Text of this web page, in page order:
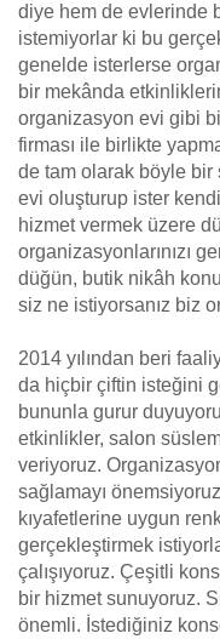
diye hem de evlerinde
istemiyorlar ki bu
genelde isterlerse
bir mekânda
organizasyon evi gibi
firması ile birlikte
de tam olarak böyle bir
evi oluşturup ister
hizmet vermek üzere
organizasyonlarınızı
düğün, butik nikâh
siz ne istiyorsanız biz
2014 yılından beri
da hiçbir çiftin isteğini
bununla gurur
etkinlikler, salon
veriyoruz.
sağlamayı
kıyafetlerine uygun
gerçekleştirmek
çalışıyoruz. Çeşitli
bir hizmet sunuyoruz.
önemli. İstediğiniz